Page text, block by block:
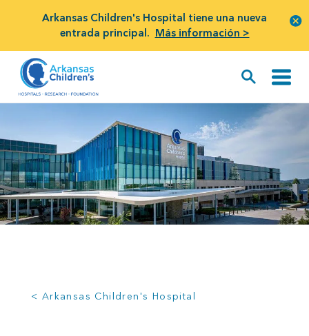
Arkansas Children's Hospital tiene una nueva
entrada principal. Más información >
< Arkansas Children's Hospital